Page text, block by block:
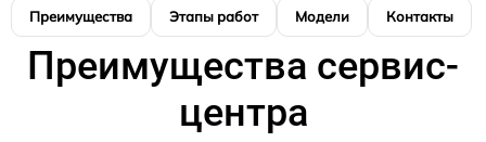
Преимущества Этапы работ Модели Контакты
Преимущества сервис-
центра